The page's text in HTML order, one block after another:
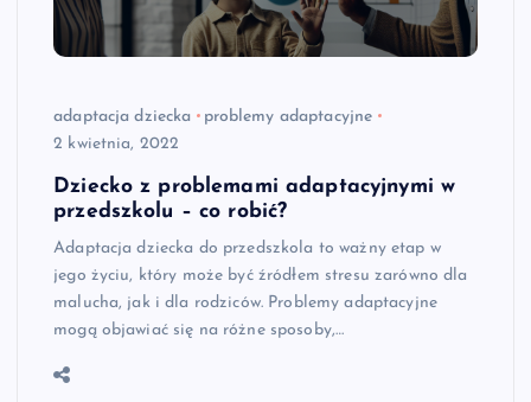
adaptacja dziecka
problemy adaptacyjne
2 kwietnia, 2022
Dziecko z problemami adaptacyjnymi w
przedszkolu – co robić?
Adaptacja dziecka do przedszkola to ważny etap w
jego życiu, który może być źródłem stresu zarówno dla
malucha, jak i dla rodziców. Problemy adaptacyjne
mogą objawiać się na różne sposoby,…